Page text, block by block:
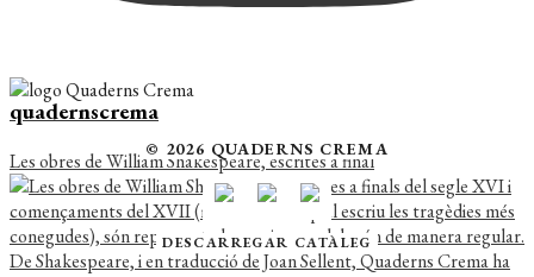
quadernscrema
Les obres de William Shakespeare, escrites a final
© 2026 QUADERNS CREMA
DESCARREGAR CATÀLEG